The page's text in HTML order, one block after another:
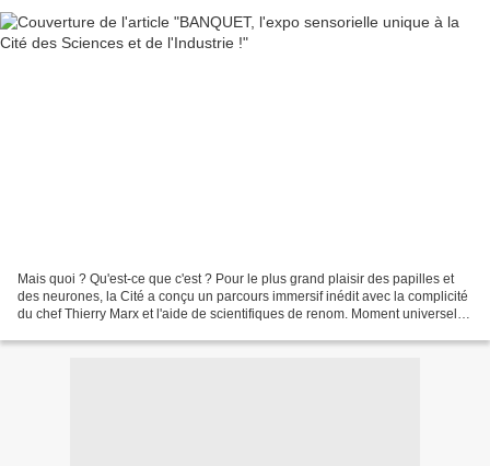
Mais quoi ? Qu'est-ce que c'est ? Pour le plus grand plaisir des papilles et
des neurones, la Cité a conçu un parcours immersif inédit avec la complicité
du chef Thierry Marx et l'aide de scientifiques de renom. Moment universel